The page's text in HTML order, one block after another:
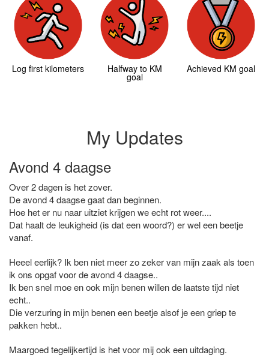
Log first kilometers Halfway to KM
goal
Achieved KM goal
My Updates
Avond 4 daagse
Over 2 dagen is het zover.
De avond 4 daagse gaat dan beginnen.
Hoe het er nu naar uitziet krijgen we echt rot weer....
Dat haalt de leukigheid (is dat een woord?) er wel een beetje
vanaf.
Heeel eerlijk? Ik ben niet meer zo zeker van mijn zaak als toen
ik ons opgaf voor de avond 4 daagse..
Ik ben snel moe en ook mijn benen willen de laatste tijd niet
echt..
Die verzuring in mijn benen een beetje alsof je een griep te
pakken hebt..
Maargoed tegelijkertijd is het voor mij ook een uitdaging.